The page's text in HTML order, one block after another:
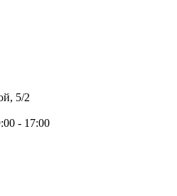
5/2
- 17:00